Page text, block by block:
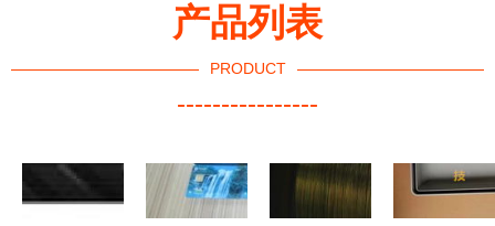
产品列表
PRODUCT
----------------